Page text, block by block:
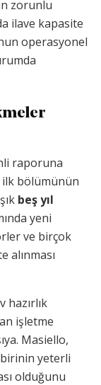
zorunlu
ilave kapasite
operasyonel
raporuna
bölümünün
beş yıl
yeni
ve birçok
alınması
hazırlık
işletme
Masiello,
birinin yeterli
olduğunu